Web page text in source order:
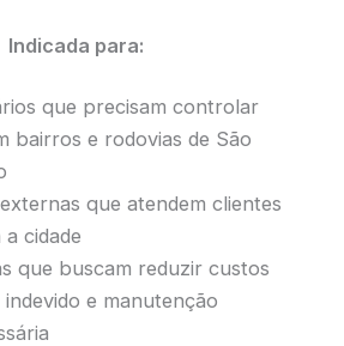
Indicada para:
que precisam controlar
bairros e rodovias de São
que atendem clientes
cidade
que buscam reduzir custos
e manutenção